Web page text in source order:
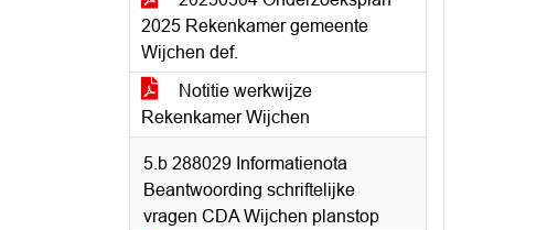
2025 Rekenkamer gemeente
Wijchen def.
Notitie werkwijze
Rekenkamer Wijchen
5.b 288029 Informatienota
Beantwoording schriftelijke
vragen CDA Wijchen planstop